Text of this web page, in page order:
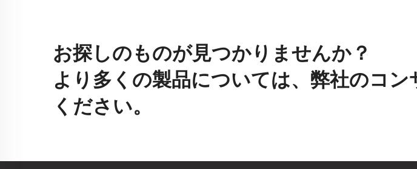
お探しのものが見つかりませんか？
より多くの製品については、弊社のコ
ください。